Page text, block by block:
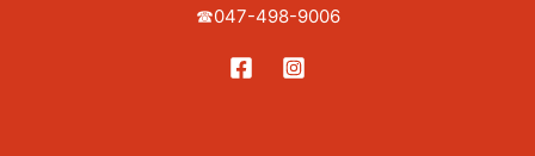
☎047-498-9006